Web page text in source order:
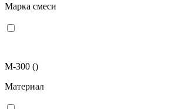
Марка смеси
М-300 ()
Материал